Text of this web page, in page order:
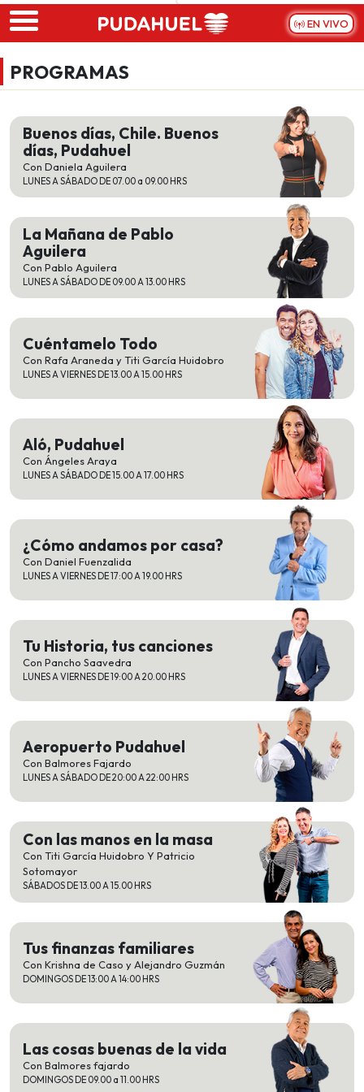
Skip to main content
EN VIVO
PROGRAMAS
Buenos días, Chile. Buenos
días, Pudahuel
Con Daniela Aguilera
LUNES A SÁBADO DE 07.00 a 09.00 HRS
La Mañana de Pablo
Aguilera
Con Pablo Aguilera
LUNES A SÁBADO DE 09.00 A 13.00 HRS
Cuéntamelo Todo
Con Rafa Araneda y Titi García Huidobro
LUNES A VIERNES DE 13.00 A 15.00 HRS
Aló, Pudahuel
Con Ángeles Araya
LUNES A SÁBADO DE 15.00 A 17.00 HRS
¿Cómo andamos por casa?
Con Daniel Fuenzalida
LUNES A VIERNES DE 17:00 A 19.00 HRS
Tu Historia, tus canciones
Con Pancho Saavedra
LUNES A VIERNES DE 19:00 A 20.00 HRS
Aeropuerto Pudahuel
Con Balmores Fajardo
LUNES A SÁBADO DE 20:00 A 22:00 HRS
Con las manos en la masa
Con Titi García Huidobro Y Patricio
Sotomayor
SÁBADOS DE 13.00 A 15.00 HRS
Tus finanzas familiares
Con Krishna de Caso y Alejandro Guzmán
DOMINGOS DE 13:00 A 14:00 HRS
Las cosas buenas de la vida
Con Balmores fajardo
DOMINGOS DE 09.00 a 11.00 HRS